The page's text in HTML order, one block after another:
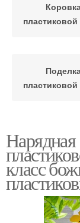
Бутылки
Нарядная
класс